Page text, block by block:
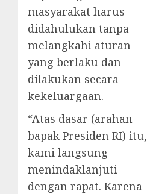
masyarakat harus
didahulukan tanpa
melangkahi aturan
yang berlaku dan
dilakukan secara
kekeluargaan.
“Atas dasar (arahan
bapak Presiden RI) itu,
kami langsung
menindaklanjuti
dengan rapat. Karena